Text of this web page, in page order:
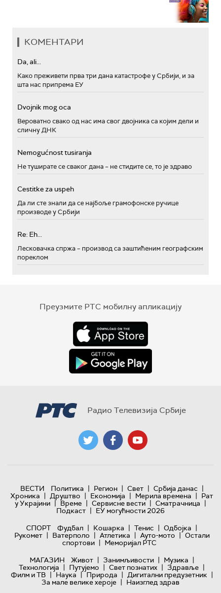
КОМЕНТАРИ
Da, ali...
Како преживети прва три дана катастрофе у Србији, и за
шта нас припрема ЕУ
Dvojnik mog oca
Вероватно свако од нас има свог двојника са којим дели и
сличну ДНК
Nemogućnost tusiranja
Не туширате се сваког дана – не стидите се, то је здраво
Cestitke za uspeh
Да ли сте знали да се најбоље грамофонске ручице
производе у Србији
Re: Eh...
Лесковачка спржа – производ са заштићеним географским
пореклом
Преузмите РТС мобилну апликацију
Радио Телевизија Србије
ВЕСТИ Политика | Регион | Свет | Србија данас |
Хроника | Друштво | Економија | Мерила времена | Рат
у Украјини | Време | Сервисне вести | Сматрачница |
Подкаст | ЕУ могућности 2026
СПОРТ
Фудбал | Кошарка | Тенис | Одбојка |
Рукомет | Ватерполо | Атлетика | Ауто-мото | Остали
спортови | Меморијал РТС
МАГАЗИН
Живот | Занимљивости | Музика |
Технологијa | Путујемо | Свет познатих | Здравље |
Филм и ТВ | Наука | Природа | Дигитални предузетник |
За мале велике хероје | Наизглед здрав